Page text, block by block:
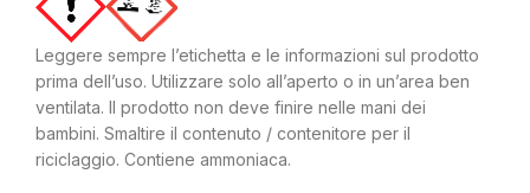
Leggere sempre l’etichetta e le informazioni sul prodotto
prima dell’uso. Utilizzare solo all’aperto o in un’area ben
ventilata. Il prodotto non deve finire nelle mani dei
bambini. Smaltire il contenuto / contenitore per il
riciclaggio. Contiene ammoniaca.